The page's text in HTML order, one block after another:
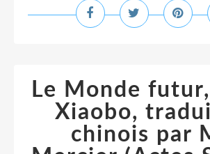
Le Monde
Xiaobo,
chinois par